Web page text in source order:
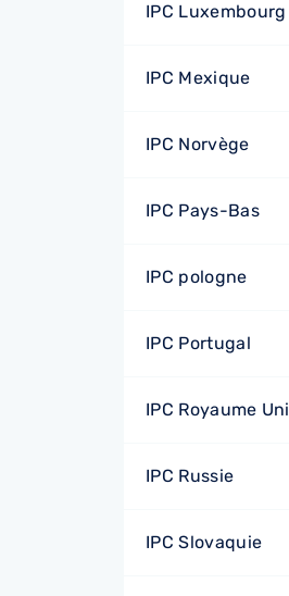
IPC Luxembourg
IPC Mexique
IPC Norvège
IPC Pays-Bas
IPC pologne
IPC Portugal
IPC Royaume Uni
IPC Russie
IPC Slovaquie